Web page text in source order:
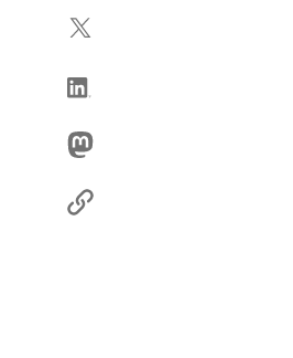
Sie
Internet